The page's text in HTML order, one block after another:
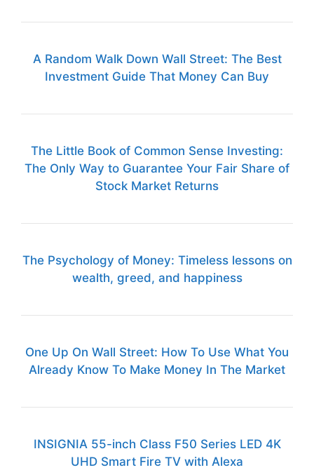
A Random Walk Down Wall Street: The Best
Investment Guide That Money Can Buy
The Little Book of Common Sense Investing:
The Only Way to Guarantee Your Fair Share of
Stock Market Returns
The Psychology of Money: Timeless lessons on
wealth, greed, and happiness
One Up On Wall Street: How To Use What You
Already Know To Make Money In The Market
INSIGNIA 55-inch Class F50 Series LED 4K
UHD Smart Fire TV with Alexa